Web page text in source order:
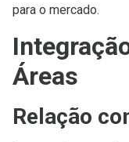
para o mercado.
Áreas
Relação